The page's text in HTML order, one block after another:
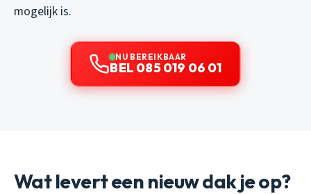
mogelijk is.
NU BEREIKBAAR
BEL 085 019 06 01
Wat levert een nieuw dak je op?